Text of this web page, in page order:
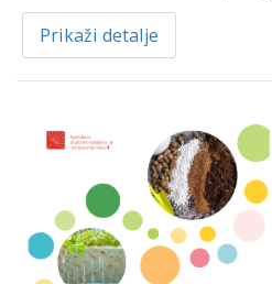
Prikaži detalje